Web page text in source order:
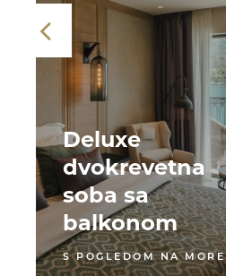
Deluxe
dvokrevetna
soba sa
balkonom
S POGLEDOM NA MORE